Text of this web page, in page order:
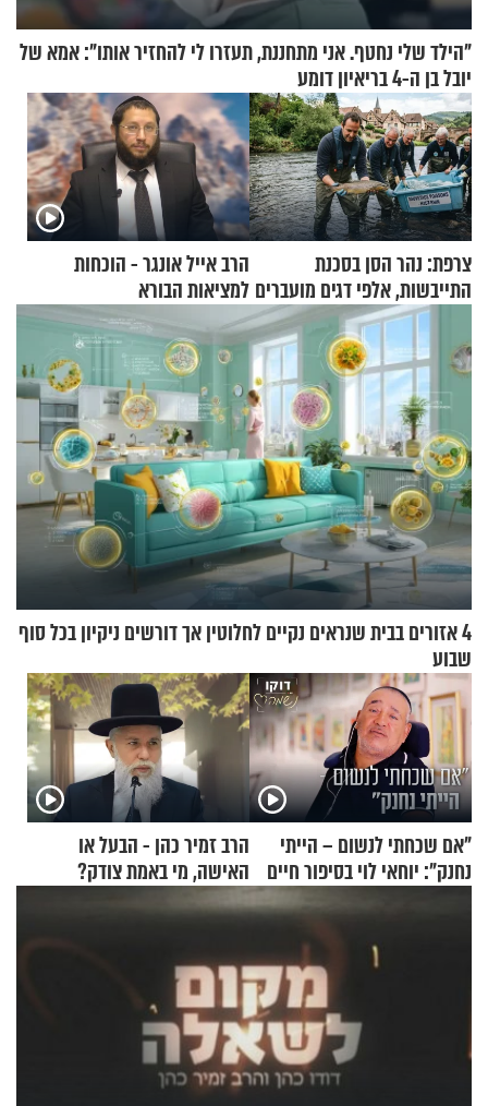
"הילד שלי נחטף. אני מתחננת, תעזרו לי להחזיר אותו": אמא של
יובל בן ה-4 בריאיון דומע
צרפת: נהר הסן בסכנת
התייבשות, אלפי דגים מועברים
במבצעי חילוץ
הרב אייל אונגר - הוכחות
למציאות הבורא
4 אזורים בבית שנראים נקיים לחלוטין אך דורשים ניקיון בכל סוף
שבוע
"אם שכחתי לנשום – הייתי
נחנק": יוחאי לוי בסיפור חיים
הרב זמיר כהן - הבעל או
האישה, מי באמת צודק?